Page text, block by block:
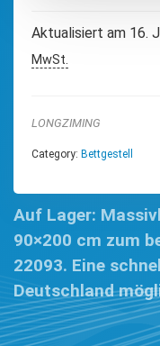
Aktualisiert am 16.
MwSt.
LONGZIMING
Category: Bettgestell
Auf Lager:
90×200 cm zum
22093. Eine
Deutschland